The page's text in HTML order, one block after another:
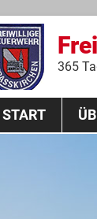
365
START